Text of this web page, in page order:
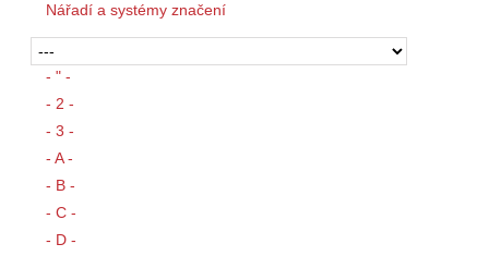
Nářadí a systémy značení
- " -
- 2 -
- 3 -
- A -
- B -
- C -
- D -